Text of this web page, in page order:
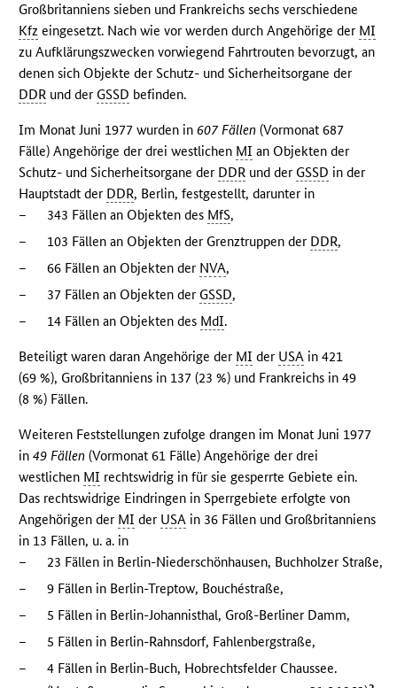
Großbritanniens sieben und Frankreichs sechs verschiedene
Kfz eingesetzt. Nach wie vor werden durch Angehörige der MI
zu Aufklärungszwecken vorwiegend Fahrtrouten bevorzugt, an
denen sich Objekte der Schutz- und Sicherheitsorgane der
DDR und der GSSD befinden.
Im Monat Juni 1977 wurden in607 Fällen (Vormonat 687
Fälle) Angehörige der drei westlichen MI an Objekten der
Schutz- und Sicherheitsorgane der DDR und der GSSD in der
Hauptstadt der DDR, Berlin, festgestellt, darunter in
–
343 Fällen an Objekten des MfS,
–
103 Fällen an Objekten der Grenztruppen der DDR,
–
66 Fällen an Objekten der NVA,
–
37 Fällen an Objekten der GSSD,
–
14 Fällen an Objekten des MdI.
Beteiligt waren daran Angehörige der MI der USA in 421
(69 %), Großbritanniens in 137 (23 %) und Frankreichs in 49
(8 %) Fällen.
Weiteren Feststellungen zufolge drangen im Monat Juni 1977
in49 Fällen (Vormonat 61 Fälle) Angehörige der drei
westlichen MI rechtswidrig in für sie gesperrte Gebiete ein.
Das rechtswidrige Eindringen in Sperrgebiete erfolgte von
Angehörigen der MI der USA in 36 Fällen und Großbritanniens
in 13 Fällen, u. a. in
–
23 Fällen in Berlin-Niederschönhausen, Buchholzer Straße,
–
9 Fällen in Berlin-Treptow, Bouchéstraße,
–
5 Fällen in Berlin-Johannisthal, Groß-Berliner Damm,
–
5 Fällen in Berlin-Rahnsdorf, Fahlenbergstraße,
–
4 Fällen in Berlin-Buch, Hobrechtsfelder Chaussee.